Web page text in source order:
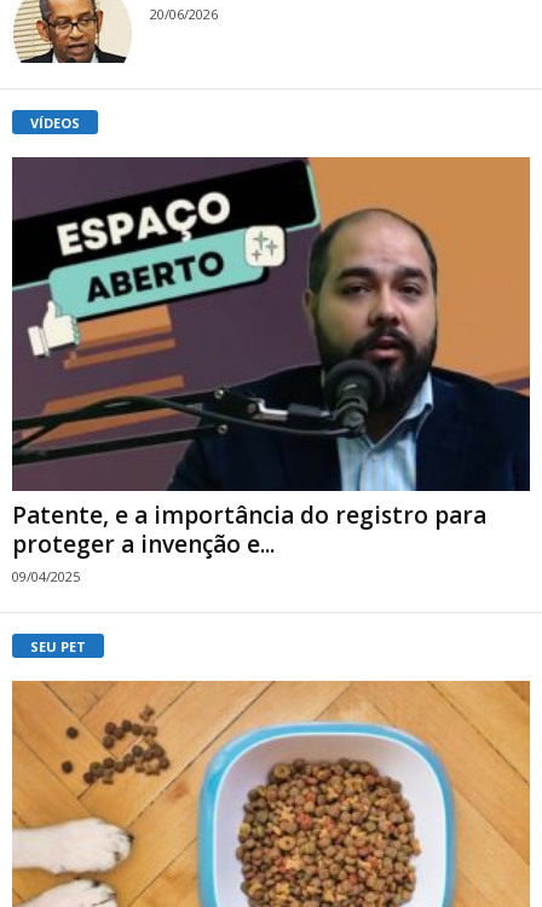
20/06/2026
VÍDEOS
Patente, e a importância do registro para
proteger a invenção e...
09/04/2025
SEU PET